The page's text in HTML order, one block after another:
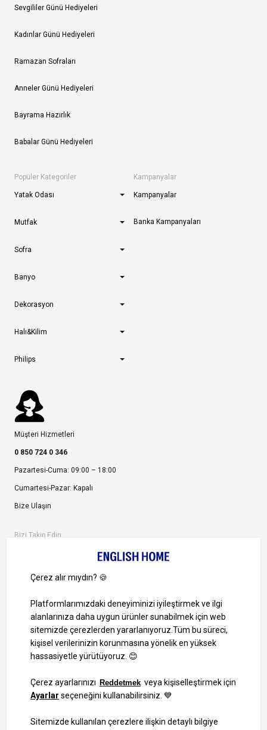
Sevgililer Günü Hediyeleri
Kadınlar Günü Hediyeleri
Ramazan Sofraları
Anneler Günü Hediyeleri
Bayrama Hazırlık
Babalar Günü Hediyeleri
Popüler Kategoriler
Yatak Odası
Mutfak
Sofra
Banyo
Dekorasyon
Halı&Kilim
Philips
Kampanyalar
Kampanyalar
Banka Kampanyaları
Müşteri Hizmetleri
0 850 724 0 346
Pazartesi-Cuma: 09:00 – 18:00
Cumartesi-Pazar: Kapalı
Bize Ulaşın
Bizi Takip Edin
1000 TL ve Üzeri Alışverişlerinizde Kargo Bedava!
Bilgi Toplum Hizmetleri
KVKK Veri İşleme Politikamız